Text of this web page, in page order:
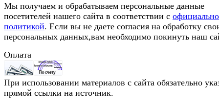
Мы получаем и обрабатываем персональные данные
посетителей нашего сайта в соответствии с
политикой. Если вы не даете согласия на обработку
персональных данных,вам необходимо покинуть наш
Оплата
При использовании материалов с сайта обязательно
прямой ссылки на источник.